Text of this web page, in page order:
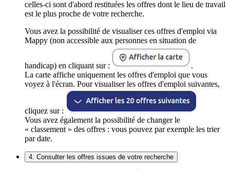
celles-ci sont d'abord restituées les offres dont le lieu de travail
est le plus proche de votre recherche.
Vous avez la possibilité de visualiser ces offres d'emploi via
Mappy (non accessible aux personnes en situation de
handicap) en cliquant sur :
.
La carte affiche uniquement les offres d'emploi que vous
voyez à l'écran. Pour visualiser les offres d'emploi suivantes,
cliquez sur :
Vous avez également la possibilité de changer le
« classement » des offres : vous pouvez par exemple les trier
par date.
4. Consulter les offres issues de votre recherche